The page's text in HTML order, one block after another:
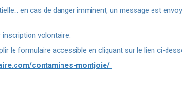
en cas de danger imminent, un message est
volontaire.
le formulaire accessible en cliquant sur le lien ci-
contamines-montjoie/